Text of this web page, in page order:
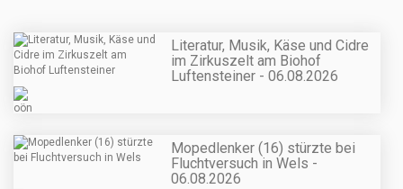
Literatur, Musik, Käse und Cidre
im Zirkuszelt am Biohof
Luftensteiner - 06.08.2026
Mopedlenker (16) stürzte bei
Fluchtversuch in Wels -
06.08.2026